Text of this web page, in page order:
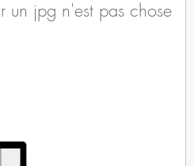
un jpg n'est pas chose